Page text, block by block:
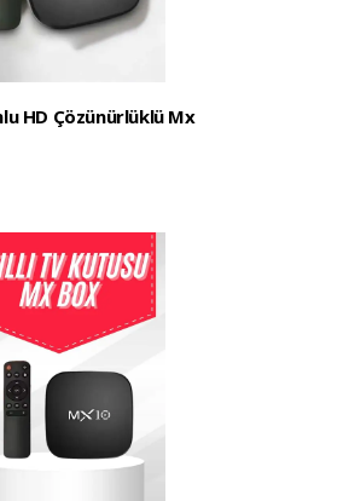
HD Çözünürlüklü Mx